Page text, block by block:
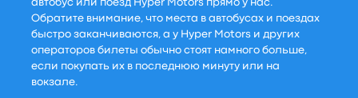
автобус или поезд Hyper Motors прямо у нас.
Обратите внимание, что места в автобусах и поездах
быстро заканчиваются, а у Hyper Motors и других
операторов билеты обычно стоят намного больше,
если покупать их в последнюю минуту или на
вокзале.